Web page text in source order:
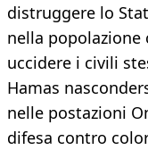
distruggere lo
nella popolazione
uccidere i civili
Hamas
nelle postazioni
difesa contro